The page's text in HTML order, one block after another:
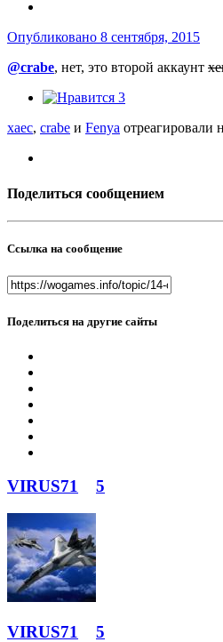
Опубликовано 8 сентября, 2015
@crabe, нет, это второй аккаунт
3
xaec, crabe и Fenya отреагировали
Поделиться сообщением
Ссылка на сообщение
Поделиться на другие сайты
VIRUS71 5
VIRUS71 5